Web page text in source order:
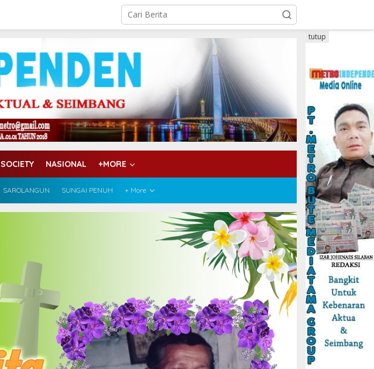
SOCIETY NASIONAL +MORE
SAROLANGUN SUNGAI PENUH + More
tutup